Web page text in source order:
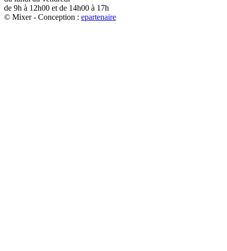
de 9h à 12h00 et de 14h00 à 17h
© Mixer - Conception : epartenaire